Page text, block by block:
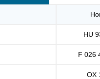
HU
F 026
OX